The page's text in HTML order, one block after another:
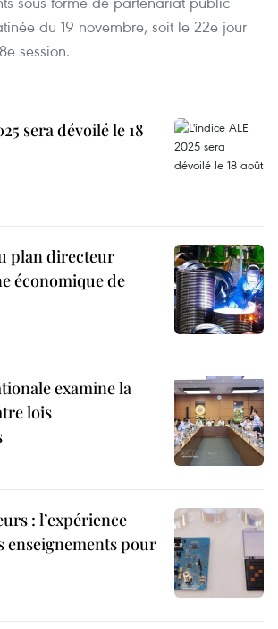
du 19 novembre, soit le 22e jour
session.
sera dévoilé le 18
plan directeur
économique de
examine la
lois
: l’expérience
enseignements pour